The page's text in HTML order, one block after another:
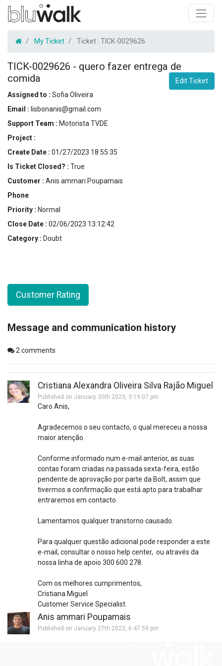
My Ticket Ticket : TICK-0029626
TICK-0029626 - quero fazer entrega de
comida
Edit Ticket
Assigned to : Sofia Oliveira
Email : lisbonanis@gmail.com
Support Team : Motorista TVDE
Project :
Create Date : 01/27/2023 18:55:35
Is Ticket Closed? : True
Customer : Anis ammari Poupamais
Phone
Priority : Normal
Close Date : 02/06/2023 13:12:42
Category : Doubt
Customer Rating
Message and communication history
2 comments
Cristiana Alexandra Oliveira Silva Rajão Miguel
Published on January 30th 2023, 3:19:07 pm
Caro Anis,
Agradecemos o seu contacto, o qual mereceu a nossa
maior atenção.
Conforme informado num e-mail anterior, as suas
contas foram criadas na passada sexta-feira, estão
pendente de aprovação por parte da Bolt, assim que
tivermos a confirmação que está apto para trabalhar
entraremos em contacto.
Lamentamos qualquer transtorno causado.
Para qualquer questão adicional pode responder a este
e-mail, consultar o nosso help center, ou através da
nossa linha de apoio 300 600 278.
Com os melhores cumprimentos,
Cristiana Miguel
Customer Service Specialist.
Anis ammari Poupamais
Published on January 27th 2023, 6:47:59 pm